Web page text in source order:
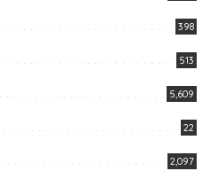
398
513
5,609
22
2,097